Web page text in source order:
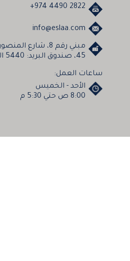
+974 4490 2822
info@eslaa.com
45، صندوق البريد: 5440 الدوحة، قطر
ساعات العمل:
الأحد - الخميس
8:00 ص حتي 5:30 م